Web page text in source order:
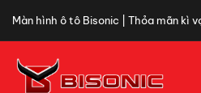
Màn hình ô tô Bisonic | Thỏa mãn kì